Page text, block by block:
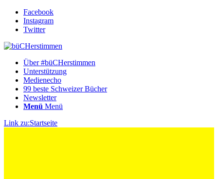
Facebook
Instagram
Twitter
Über #büCHerstimmen
Unterstützung
Medienecho
99 beste Schweizer Bücher
Newsletter
Menü Menü
Link zu:Startseite